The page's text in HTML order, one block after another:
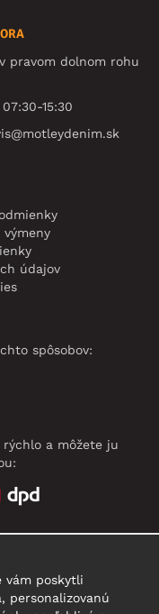
pravom dolnom rohu
15:30
údajov
spôsobov:
rýchlo a môžete ju
vám poskytli
personalizovanú